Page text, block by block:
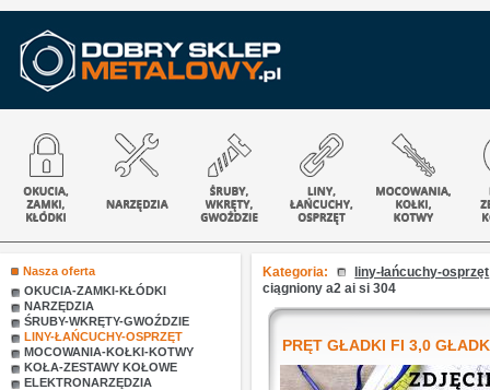
Nasza oferta
OKUCIA-ZAMKI-KŁÓDKI
NARZĘDZIA
ŚRUBY-WKRĘTY-GWOŹDZIE
LINY-ŁAŃCUCHY-OSPRZĘT
MOCOWANIA-KOŁKI-KOTWY
KOŁA-ZESTAWY KOŁOWE
ELEKTRONARZĘDZIA
Kategoria:
liny-łańcuchy-osprzęt
ciągniony a2 ai si 304
PRĘT GŁADKI FI 3,0